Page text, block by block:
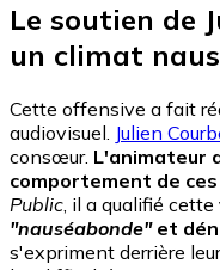
Le soutien de
un climat
Cette offensive a fait
audiovisuel. Julien
consœur. L'animateur
comportement de
Public, il a qualifié cette
"nauséabonde"et
s'expriment derrière